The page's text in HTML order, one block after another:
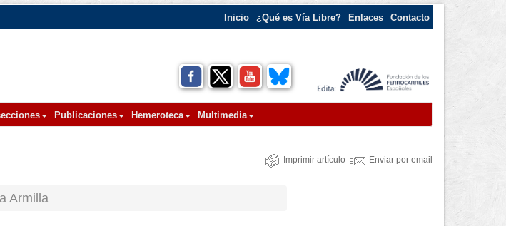
Inicio ¿Qué es Vía Libre? Enlaces Contacto
Publicaciones Hemeroteca Multimedia
Imprimir artículo Enviar por email
Armilla